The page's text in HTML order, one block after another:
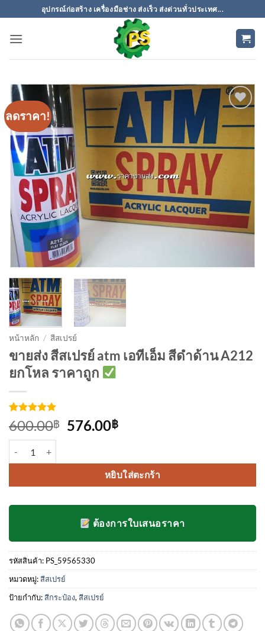
ไป
อุปกรณ์ก่อสร้าง เครื่องมือช่าง ส่งเร็ว ส่งด่วนทั่วประเทศ...
ลดราคา!
เพิ่มเข้า
รายการ
ติดตาม
หน้าหลัก / สีสเปรย์
ขายส่ง สีสเปรย์ atm เอทีเอ็ม สีดำด้าน A212
ยกโหล ราคาถูก
ให้คะแนน
5จาก 5
คะแนนเต็ม
3
การให้
คะแนน
600.00฿
Original
600.00฿.
576.00฿Current
576.00฿.
หยิบใส่ตะกร้า
ต้องการใบเสนอราคา
รหัสสินค้า: PS_59565330
หมวดหมู่: สีสเปรย์
ป้ายกำกับ: สีกระป๋อง, สีสเปรย์